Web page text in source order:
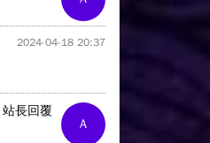
2024-04-18 20:37
A
站長回覆